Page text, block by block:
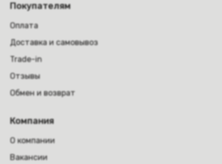
Покупателям
Оплата
Доставка и самовывоз
Trade-in
Отзывы
Обмен и возврат
Компания
О компании
Вакансии